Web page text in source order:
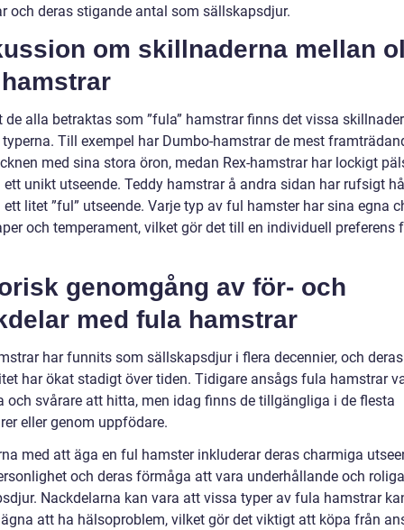
och deras stigande antal som sällskapsdjur.
om skillnaderna mellan
de alla betraktas som ”fula” hamstrar finns det vissa
Till exempel har Dumbo-hamstrar de mest
med sina stora öron, medan Rex-hamstrar har lockigt
ett unikt utseende. Teddy hamstrar å andra sidan har rufsigt
ett litet ”ful” utseende. Varje typ av ful hamster har sina egna
och temperament, vilket gör det till en individuell preferens
genomgång av för- och
med fula hamstrar
har funnits som sällskapsdjur i flera decennier, och deras
har ökat stadigt över tiden. Tidigare ansågs fula hamstrar
och svårare att hitta, men idag finns de tillgängliga i de flesta
eller genom uppfödare.
med att äga en ful hamster inkluderar deras charmiga
och deras förmåga att vara underhållande och roliga
Nackdelarna kan vara att vissa typer av fula hamstrar
att ha hälsoproblem, vilket gör det viktigt att köpa från